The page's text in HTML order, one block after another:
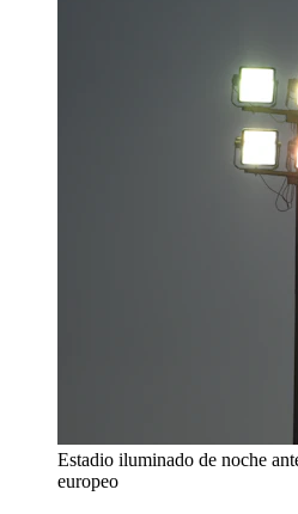
Estadio iluminado de noche
europeo